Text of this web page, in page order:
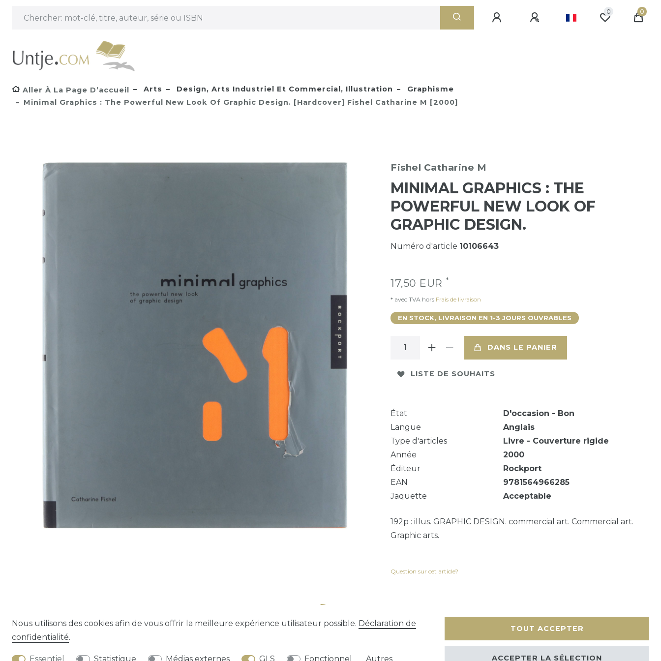
0 0
Aller À La Page D’accueil Arts Design, Arts Industriel Et Commercial, Illustration
Graphisme
Minimal Graphics : The Powerful New Look Of Graphic Design. [Hardcover] Fishel Catharine M [2000]
Fishel Catharine M
MINIMAL GRAPHICS : THE
POWERFUL NEW LOOK OF
GRAPHIC DESIGN.
Numéro d'article 10106643
17,50 EUR *
* avec TVA hors Frais de livraison
EN STOCK, LIVRAISON EN 1-3 JOURS OUVRABLES
DANS LE PANIER
LISTE DE SOUHAITS
État
D'occasion - Bon
Langue
Anglais
Type d'articles
Livre - Couverture rigide
Année
2000
Éditeur
Rockport
EAN
9781564966285
Jaquette
Acceptable
192p : illus. GRAPHIC DESIGN. commercial art. Commercial art.
Graphic arts.
Question sur cet article?
Conditions générales Contact
Nous utilisons des cookies afin de vous offrir la meilleure expérience utilisateur possible. Déclaration de
confidentialité.
Essentiel Statistique Médias externes GLS Fonctionnel Autres
TOUT ACCEPTER
ACCEPTER LA SÉLECTION